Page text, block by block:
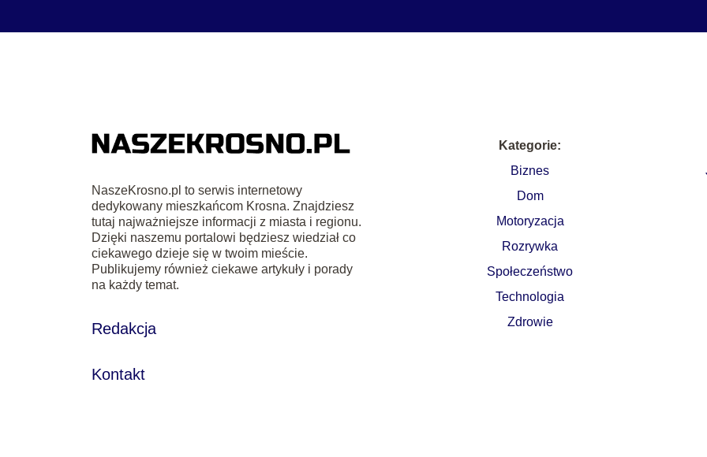
NaszeKrosno.pl to serwis internetowy
dedykowany mieszkańcom Krosna. Znajdziesz
tutaj najważniejsze informacji z miasta i regionu.
Dzięki naszemu portalowi będziesz wiedział co
ciekawego dzieje się w twoim mieście.
Publikujemy również ciekawe artykuły i porady
na każdy temat.
Redakcja
Kontakt
Kategorie:
Biznes
Dom
Motoryzacja
Rozrywka
Społeczeństwo
Technologia
Zdrowie